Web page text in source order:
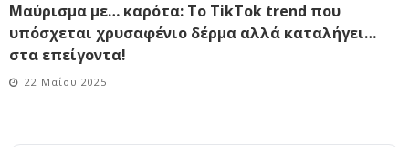
Μαύρισμα με… καρότα: Το TikTok trend που
υπόσχεται χρυσαφένιο δέρμα αλλά καταλήγει…
στα επείγοντα!
22 Μαΐου 2025